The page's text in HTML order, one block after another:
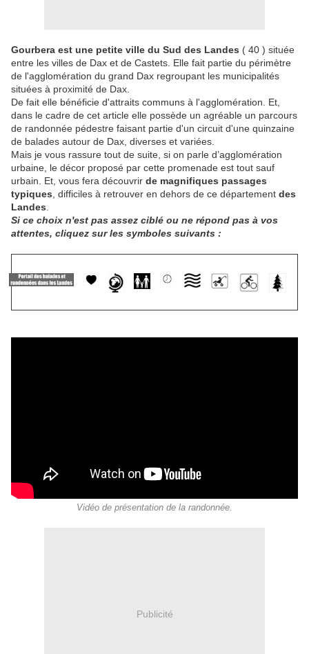
Gourbera est une petite ville du Sud des Landes ( 40 ) située
entre les villes de Dax et de Castets. Elle fait partie du périmètre
de l'agglomération du grand Dax regroupant les municipalités
situées à proximité de Dax.
De fait elle bénéficie d'attraits communs à l'agglomération. Et,
dans le cadre de cet article elle possède un agréable un parcours
de randonnée pédestre faisant partie d'un circuit d'une quinzaine
de balades autour de Dax, diverses et variées.
Mais je vous rassure tout de suite, si on parle d’agglomération
urbaine, le décor proposé par cette promenade est tout sauf
urbain. Et, vous fera découvrir de magnifiques passages
typiques , difficiles à retrouver en dehors de ce département des
Landes
Si ce choix n'est pas assez ciblé ou ne répond pas à vos
attentes, cliquez sur les symboles suivants :
Vidéo de présentation de la randonnée.
Publicité